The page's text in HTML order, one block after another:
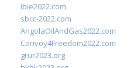
ibie2022.com
sbcc-2022.com
AngolaOilAndGas2022.com
Convoy4Freedom2022.com
grur2023.org